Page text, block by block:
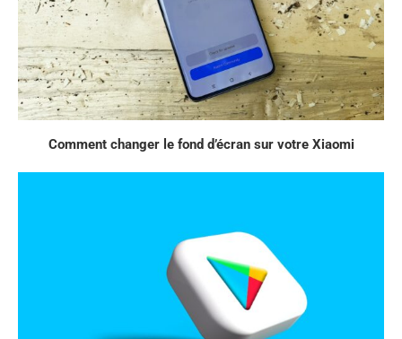
Comment changer le fond d’écran sur votre Xiaomi